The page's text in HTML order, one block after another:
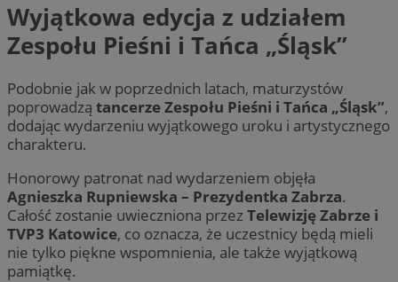
Wyjątkowa edycja z udziałem
Zespołu Pieśni i Tańca „Śląsk”
Podobnie jak w poprzednich latach, maturzystów
poprowadzą tancerze Zespołu Pieśni i Tańca „Śląsk”,
dodając wydarzeniu wyjątkowego uroku i artystycznego
charakteru.
Honorowy patronat nad wydarzeniem objęła
Agnieszka Rupniewska – Prezydentka Zabrza.
Całość zostanie uwieczniona przezTelewizję Zabrze i
TVP3 Katowice, co oznacza, że uczestnicy będą mieli
nie tylko piękne wspomnienia, ale także wyjątkową
pamiątkę.